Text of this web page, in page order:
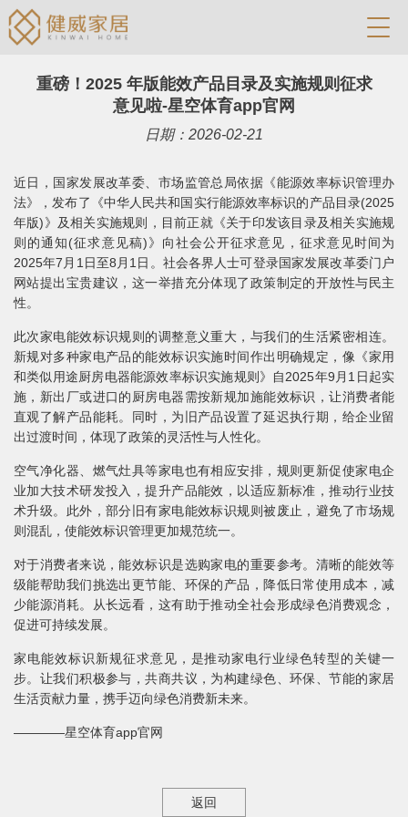
重磅！2025 年版能效产品目录及实施规则征求
意见啦-星空体育app官网
日期：2026-02-21
近日，国家发展改革委、市场监管总局依据《能源效率标识管理办
法》，发布了《中华人民共和国实行能源效率标识的产品目录(2025
年版)》及相关实施规则，目前正就《关于印发该目录及相关实施规
则的通知(征求意见稿)》向社会公开征求意见，征求意见时间为
2025年7月1日至8月1日。社会各界人士可登录国家发展改革委门户
网站提出宝贵建议，这一举措充分体现了政策制定的开放性与民主
性。
此次家电能效标识规则的调整意义重大，与我们的生活紧密相连。
新规对多种家电产品的能效标识实施时间作出明确规定，像《家用
和类似用途厨房电器能源效率标识实施规则》自2025年9月1日起实
施，新出厂或进口的厨房电器需按新规加施能效标识，让消费者能
直观了解产品能耗。同时，为旧产品设置了延迟执行期，给企业留
出过渡时间，体现了政策的灵活性与人性化。
空气净化器、燃气灶具等家电也有相应安排，规则更新促使家电企
业加大技术研发投入，提升产品能效，以适应新标准，推动行业技
术升级。此外，部分旧有家电能效标识规则被废止，避免了市场规
则混乱，使能效标识管理更加规范统一。
对于消费者来说，能效标识是选购家电的重要参考。清晰的能效等
级能帮助我们挑选出更节能、环保的产品，降低日常使用成本，减
少能源消耗。从长远看，这有助于推动全社会形成绿色消费观念，
促进可持续发展。
家电能效标识新规征求意见，是推动家电行业绿色转型的关键一
步。让我们积极参与，共商共议，为构建绿色、环保、节能的家居
生活贡献力量，携手迈向绿色消费新未来。
————星空体育app官网
返回